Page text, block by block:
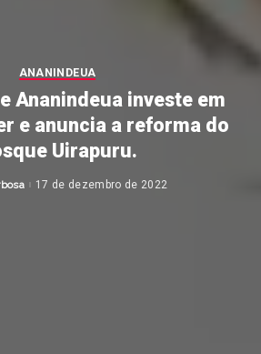
ANANINDEUA
Ananindeua investe em
e anuncia a reforma do
Uirapuru.
17 de dezembro de 2022